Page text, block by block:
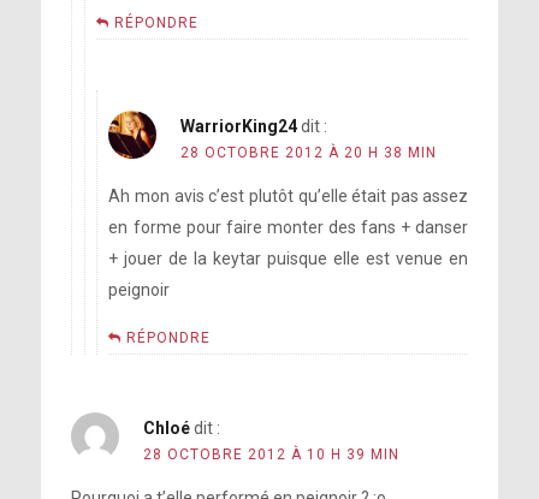
RÉPONDRE
WarriorKing24 dit :
28 OCTOBRE 2012 À 20 H 38 MIN
Ah mon avis c’est plutôt qu’elle était pas assez
en forme pour faire monter des fans + danser
+ jouer de la keytar puisque elle est venue en
peignoir
RÉPONDRE
Chloé dit :
28 OCTOBRE 2012 À 10 H 39 MIN